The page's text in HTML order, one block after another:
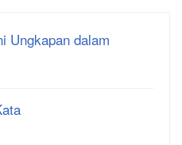
Ungkapan dalam